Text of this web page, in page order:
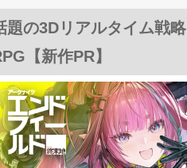
題の3Dリアルタイム戦略
【新作PR】